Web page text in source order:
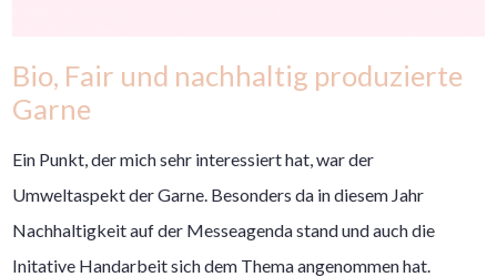
Bio, Fair und nachhaltig produzierte
Garne
Ein Punkt, der mich sehr interessiert hat, war der
Umweltaspekt der Garne. Besonders da in diesem Jahr
Nachhaltigkeit auf der Messeagenda stand und auch die
Initative Handarbeit sich dem Thema angenommen hat.